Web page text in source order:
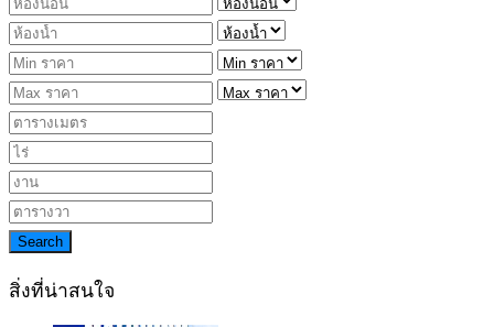
Search
สิ่งที่น่าสนใจ